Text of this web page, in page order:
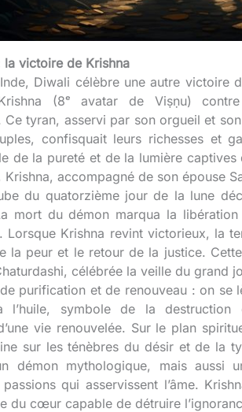
la victoire de Krishna
Diwali célèbre une autre victoire
(8ᵉ avatar de Viṣṇu)
Ce tyran, asservi par son orgueil et
confisquait leurs richesses et
de la pureté et de la lumière captives
Krishna, accompagné de son épouse
du quatorzième jour de la lune
mort du démon marqua la
Lorsque Krishna revint victorieux, la
la peur et le retour de la justice.
célébrée la veille du grand
purification et de renouveau : on se
l’huile, symbole de la destruction
vie renouvelée. Sur le plan
sur les ténèbres du désir et de la
démon mythologique, mais aussi
passions qui asservissent l’âme.
du cœur capable de détruire